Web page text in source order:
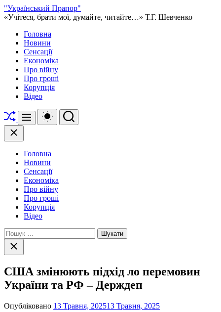
Перейти
до
"Український Прапор"
«Учітеся, брати мої, думайте, читайте…» Т.Г. Шевченко
Головна
Новини
Сенсації
Економіка
Про війну
Про гроші
Корупція
Відео
Перетасувати
Меню
Перемикач
кольорового
Пошук
Закрити
Головна
Новини
Сенсації
Економіка
Про війну
Про гроші
Корупція
Відео
Пошук:
Закрити
пошук
США змінюють підхід ло перемовин
України та РФ – Держдеп
Опубліковано 13 Травня, 202513 Травня, 2025